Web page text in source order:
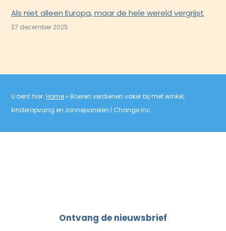
Als niet alleen Europa, maar de hele wereld vergrijst
27 december 2025
U bent hier:Home»Boeren verdienen vaker bij met winkel,
kinderopvang en zonnepanelen | Change Inc.
Ontvang de nieuwsbrief